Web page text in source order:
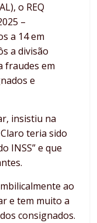
o REQ
–
a 14 em
a divisão
fraudes em
e
insistiu na
teria sido
INSS” e que
ao
e tem muito a
consignados.